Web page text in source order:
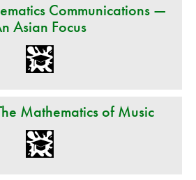
Communications —
Asian Focus
Mathematics of Music